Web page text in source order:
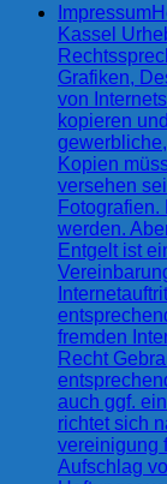
Impressum
Kassel
Grafiken,
von
kopieren
Kopien
versehen
werden.
Entgelt ist
fremden
Recht
auch ggf.
richtet sich
vereinigung
Aufschlag